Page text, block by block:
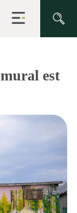
Ouvrir
la
est